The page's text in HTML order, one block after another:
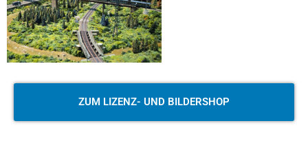
ZUM LIZENZ- UND BILDERSHOP